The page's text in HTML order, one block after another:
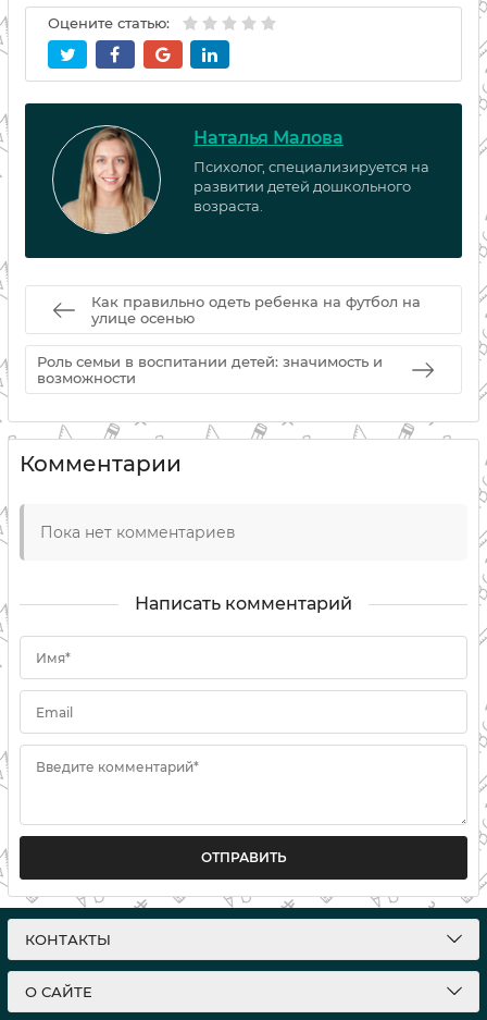
Оцените статью:
Наталья Малова
Психолог, специализируется на
развитии детей дошкольного
возраста.
Как правильно одеть ребенка на футбол на
улице осенью
Роль семьи в воспитании детей: значимость и
возможности
Комментарии
Пока нет комментариев
Написать комментарий
Имя*
Email
Введите комментарий*
ОТПРАВИТЬ
КОНТАКТЫ
О САЙТЕ